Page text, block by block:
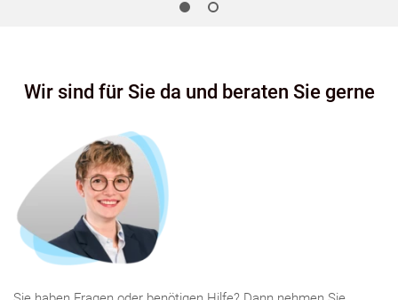
Wir sind für Sie da und beraten Sie gerne